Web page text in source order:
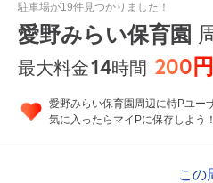
駐車場が19件見つかりました！
愛野みらい保育園
最大料金14時間 200円
愛野みらい保育園周辺に特Pユー
気に入ったらマイPに保存しよう！
この